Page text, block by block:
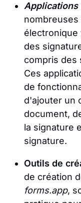
Applications
nombreuses
des
compris des
Ces
de
d'ajouter un
document,
la signature
signature.
Outils de
de création
forms.app,